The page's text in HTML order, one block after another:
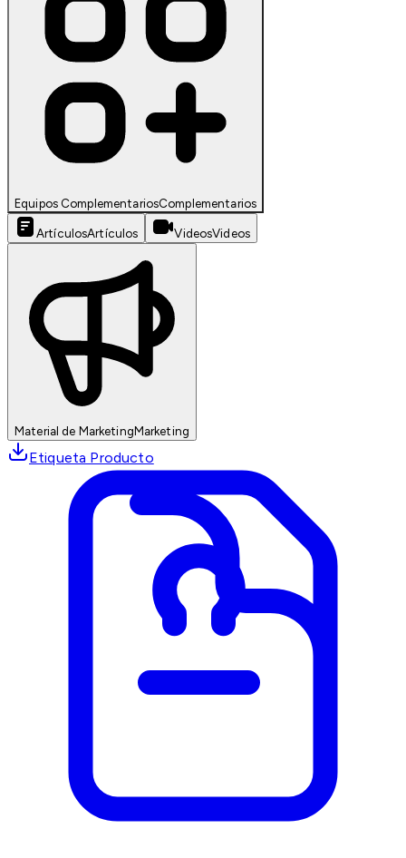
Equipos ComplementariosComplementarios
ArtículosArtículos VideosVideos
Material de MarketingMarketing
Etiqueta Producto